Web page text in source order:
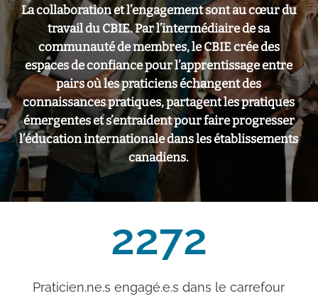
La collaboration et l’engagement sont au cœur du
travail du CBIE. Par l’intermédiaire de sa
communauté de membres, le CBIE crée des
espaces de confiance pour l’apprentissage entre
pairs où les praticiens échangent des
connaissances pratiques, partagent les pratiques
émergentes et s’entraident pour faire progresser
l’éducation internationale dans les établissements
canadiens.
2272
Praticien.ne.s engagé.e.s dans le carrefour